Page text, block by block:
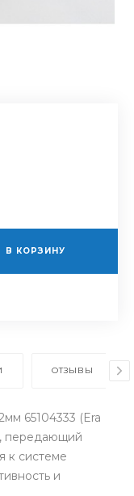
В КОРЗИНУ
ОТЗЫВЫ
65104333 (Era
передающий
к системе
и